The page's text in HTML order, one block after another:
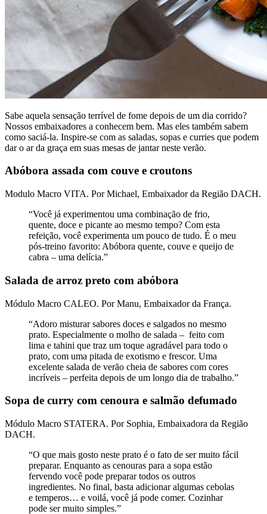
Sabe aquela sensação terrível de fome depois de um dia corrido?
Nossos embaixadores a conhecem bem. Mas eles também sabem
como saciá-la. Inspire-se com as saladas, sopas e curries que podem
dar o ar da graça em suas mesas de jantar neste verão.
Abóbora assada com couve e croutons
Modulo Macro VITA. Por Michael, Embaixador da Região DACH.
“Você já experimentou uma combinação de frio,
quente, doce e picante ao mesmo tempo? Com esta
refeição, você experimenta um pouco de tudo. É o meu
pós-treino favorito: Abóbora quente, couve e queijo de
cabra – uma delícia.”
Salada de arroz preto com abóbora
Módulo Macro CALEO. Por Manu, Embaixador da França.
“Adoro misturar sabores doces e salgados no mesmo
prato. Especialmente o molho de salada – feito com
lima e tahini que traz um toque agradável para todo o
prato, com uma pitada de exotismo e frescor. Uma
excelente salada de verão cheia de sabores com cores
incríveis – perfeita depois de um longo dia de trabalho.”
Sopa de curry com cenoura e salmão defumado
Módulo Macro STATERA. Por Sophia, Embaixadora da Região
DACH.
“O que mais gosto neste prato é o fato de ser muito fácil
preparar. Enquanto as cenouras para a sopa estão
fervendo você pode preparar todos os outros
ingredientes. No final, basta adicionar algumas cebolas
e temperos… e voilá, você já pode comer. Cozinhar
pode ser muito simples.”